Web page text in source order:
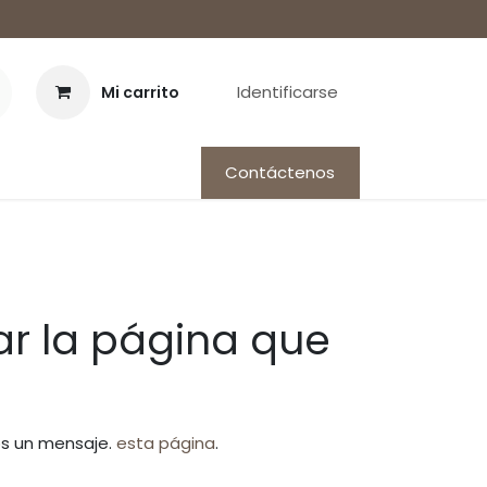
Mi carrito Identificarse
Contáctenos
la página que
un mensaje. esta página.